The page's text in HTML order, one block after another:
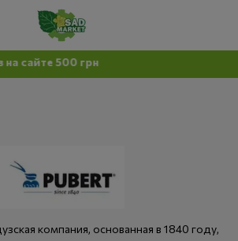
грн
компания, основанная в 1840 году,